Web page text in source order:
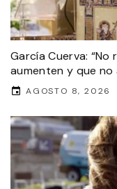
García Cuerva:
aumenten y que no
AGOSTO 8, 2026